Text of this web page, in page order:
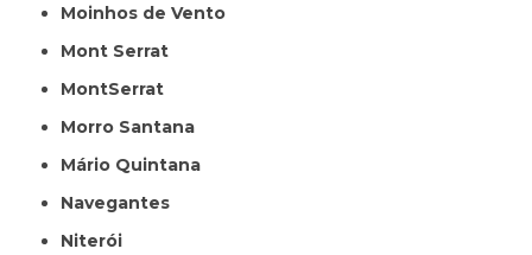
Moinhos de Vento
Mont Serrat
MontSerrat
Morro Santana
Mário Quintana
Navegantes
Niterói